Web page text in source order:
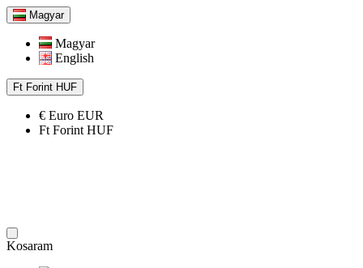
Magyar
Magyar
English
Ft Forint HUF
€ Euro EUR
Ft Forint HUF
Kosaram